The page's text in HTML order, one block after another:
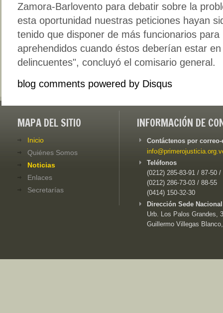
Zamora-Barlovento para debatir sobre la
esta oportunidad nuestras peticiones hayan
tenido que disponer de más funcionarios
aprehendidos cuando éstos deberían estar
delincuentes", concluyó el comisario general.
blog comments powered by Disqus
MAPA DEL SITIO
Inicio
Quiénes Somos
Noticias
Enlaces
Secretarías
INFORMACIÓN DE
Contáctenos por
Teléfonos
(0212) 285-83-91 / 87-50 /
(0212) 286-73-03 / 88-55
(0414) 150-32-30
Dirección Sede
Urb. Los Palos Grandes,
Guillermo Villegas